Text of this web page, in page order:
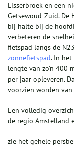
Lisserbroek en een
Getsewoud-Zuid.
bij halte bij de
verbeteren de
fietspad langs de
zonnefietspad. In het
lengte van zo’n 400
per jaar opleveren.
voorzien worden van
Een volledig
de regio Amstelland
zie het gehele